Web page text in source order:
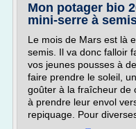
Mon potager bio
mini-serre à
Le mois de Mars est là
semis. Il va donc falloir
vos jeunes pousses à
faire prendre le soleil,
goûter à la fraîcheur de
à prendre leur envol
repiquage. Pour